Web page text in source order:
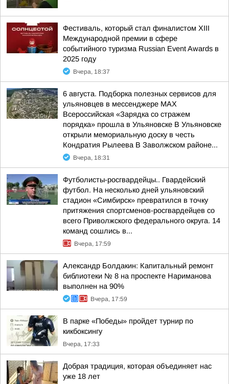
Фестиваль, который стал финалистом ХIII
Международной премии в сфере
событийного туризма Russian Event Awards в
2025 году
Вчера, 18:37
6 августа. Подборка полезных сервисов для
ульяновцев в мессенджере MAX
Всероссийская «Зарядка со стражем
порядка» прошла в Ульяновске В Ульяновске
открыли мемориальную доску в честь
Кондратия Рылеева В Заволжском районе...
Вчера, 18:31
Футболисты-росгвардейцы.. Гвардейский
футбол. На несколько дней ульяновский
стадион «Симбирск» превратился в точку
притяжения спортсменов-росгвардейцев со
всего Приволжского федерального округа. 14
команд сошлись в...
Вчера, 17:59
Александр Болдакин: Капитальный ремонт
библиотеки № 8 на проспекте Нариманова
выполнен на 90%
Вчера, 17:59
В парке «Победы» пройдет турнир по
кикбоксингу
Вчера, 17:33
Добрая традиция, которая объединяет нас
уже 18 лет